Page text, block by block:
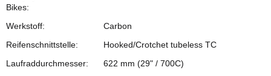
Bikes:
Werkstoff:
Carbon
Reifenschnittstelle:
Hooked/Crotchet tubeless TC
Laufraddurchmesser:
622 mm (29" / 700C)